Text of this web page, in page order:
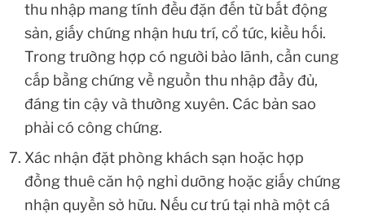
thu nhập mang tính đều đặn đến từ bất động
sản, giấy chứng nhận hưu trí, cổ tức, kiều hối.
Trong trường hợp có người bảo lãnh, cần cung
cấp bằng chứng về nguồn thu nhập đầy đủ,
đáng tin cậy và thường xuyên. Các bản sao
phải có công chứng.
Xác nhận đặt phòng khách sạn hoặc hợp
đồng thuê căn hộ nghỉ dưỡng hoặc giấy chứng
nhận quyền sở hữu. Nếu cư trú tại nhà một cá